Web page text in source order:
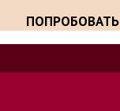
ПОПРОБОВАТЬ